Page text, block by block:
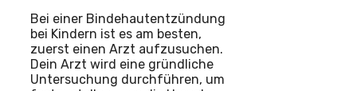
Bei einer Bindehautentzündung
bei Kindern ist es am besten,
zuerst einen Arzt aufzusuchen.
Dein Arzt wird eine gründliche
Untersuchung durchführen, um